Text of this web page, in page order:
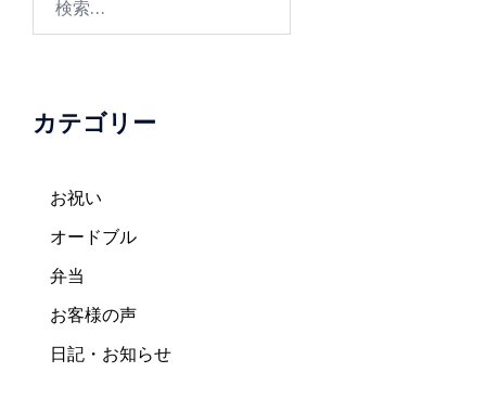
カテゴリー
お祝い
オードブル
弁当
お客様の声
日記・お知らせ